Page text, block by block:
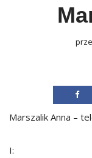
Marszalik Anna –
I: